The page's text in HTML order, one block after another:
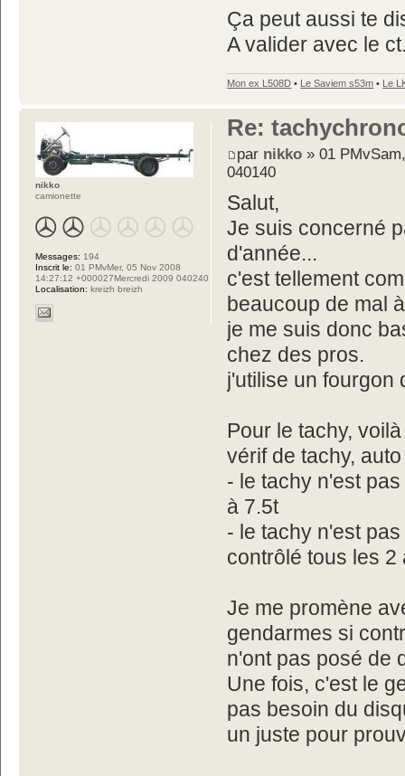
Ça peut aussi te
A valider avec le
Mon ex L508D • Le Saviem s53m • Le
Re:
par nikko » 01
040140
Salut,
Je suis concerné
d'année...
c'est tellement
beaucoup de mal
je me suis donc
chez des pros.
j'utilise un fourgon
Pour le tachy,
vérif de tachy,
- le tachy n'est
à 7.5t
- le tachy n'est
contrôlé tous les 2
Je me promène
gendarmes si
n'ont pas posé de
Une fois, c'est le
pas besoin du
un juste pour
nikko
camionette
Messages: 194
Inscrit le: 01 PMvMer, 05 Nov 2008
14:27:12 +000027Mercredi 2009 040240
Localisation: kreizh breizh